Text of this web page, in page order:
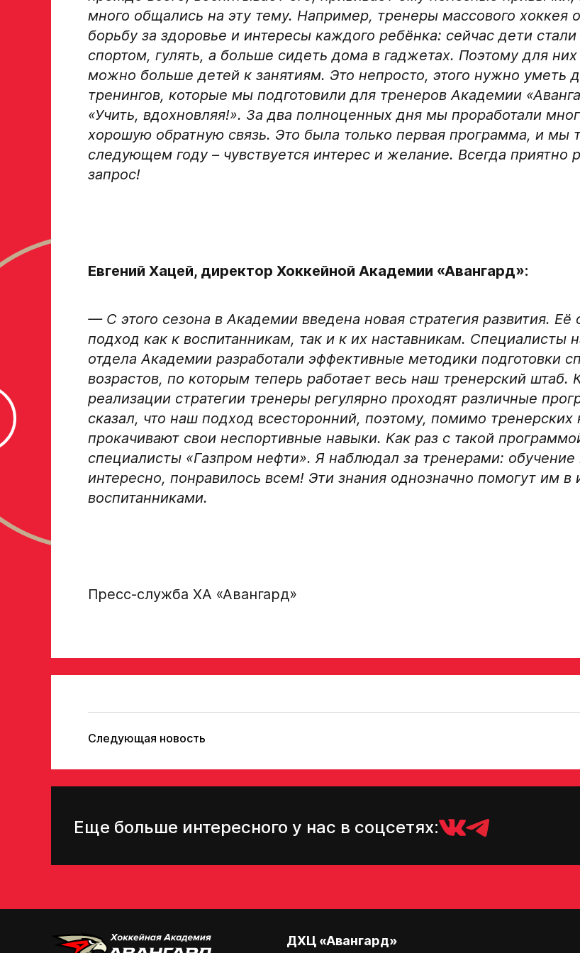
много общались на эту тему. Например, тренеры массового хоккея
борьбу за здоровье и интересы каждого ребёнка: сейчас дети
спортом, гулять, а больше сидеть дома в гаджетах. Поэтому для
можно больше детей к занятиям. Это непросто, этого нужно уметь
тренингов, которые мы подготовили для тренеров Академии
«Учить, вдохновляя!». За два полноценных дня мы проработали
хорошую обратную связь. Это была только первая программа, и мы
следующем году – чувствуется интерес и желание. Всегда приятно
запрос!
Евгений Хацей, директор Хоккейной Академии «Авангард»:
— С этого сезона в Академии введена новая стратегия развития. Её
подход как к воспитанникам, так и к их наставникам. Специалисты
отдела Академии разработали эффективные методики подготовки
возрастов, по которым теперь работает весь наш тренерский штаб.
реализации стратегии тренеры регулярно проходят различные
сказал, что наш подход всесторонний, поэтому, помимо
прокачивают свои неспортивные навыки. Как раз с такой
специалисты «Газпром нефти». Я наблюдал за тренерами:
интересно, понравилось всем! Эти знания однозначно помогут им
воспитанниками.
Пресс-служба ХА «Авангард»
Следующая новость
Еще больше интересного у нас в соцсетях:
Номер телефона законного представителя
Нажимая кнопку «Отправить», вы принимаетеусловия обработки
персональных данных Ассоциации ХК Авангард
«Авангард»
В случае положительного ответа с законным представителем игрока
Нарезки
Поместите в
видео
Игровой
«Авангард»
В случае
свяжутся
Ok
ДХЦ «Авангард»